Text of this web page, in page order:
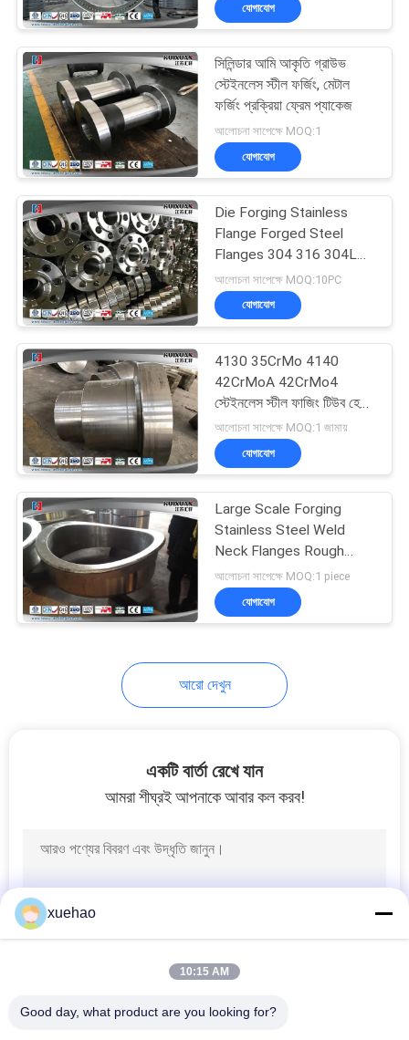
Heat Treatment
Forging
Open Die Forgings
Alloy Steel Forgings
Carbon Steel
Steam Turbine Rotor
Forging
যোগাযোগ
সিলিন্ডার আমি আকৃতি গ্রাউভ
স্টেইনলেস স্টীল ফর্জিং, মেটাল
ফর্জিং প্রক্রিয়া ফ্রেম প্যাকেজ
আলোচনা সাপেক্ষে MOQ:1
যোগাযোগ
Die Forging Stainless
Flange Forged Steel
Flanges 304 316 304L
316L 1Cr18Ni10Ti
আলোচনা সাপেক্ষে MOQ:10PC
যোগাযোগ
4130 35CrMo 4140
42CrMoA 42CrMo4
স্টেইনলেস স্টীল ফাজিং টিউব হেড
ক্যানিং হেড
আলোচনা সাপেক্ষে MOQ:1 জামায়
যোগাযোগ
Large Scale Forging
Stainless Steel Weld
Neck Flanges Rough
Machining
আলোচনা সাপেক্ষে MOQ:1 piece
যোগাযোগ
আরো দেখুন
একটি বার্তা রেখে যান
আমরা শীঘ্রই আপনাকে আবার কল করব!
xuehao
10:15 AM
Good day, what product are you looking for?